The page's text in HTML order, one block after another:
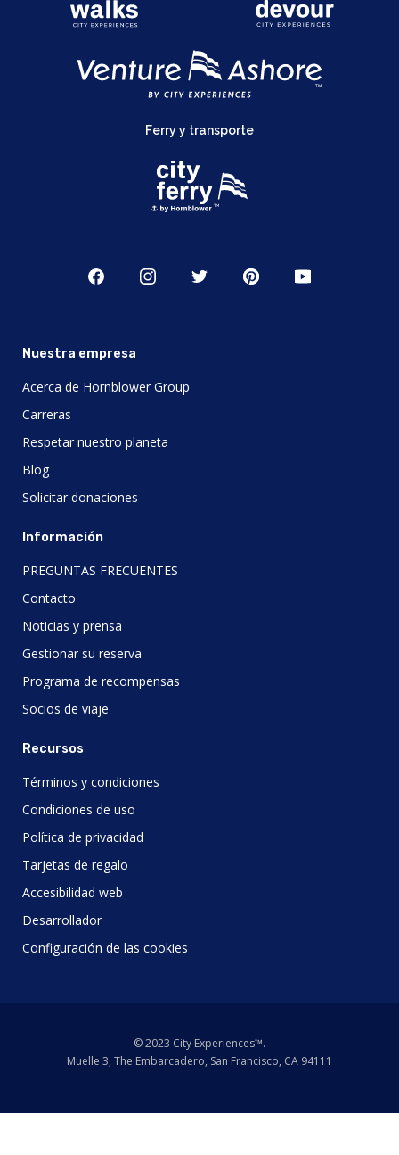
Ferry y transporte
Nuestra empresa
Acerca de Hornblower Group
Carreras
Respetar nuestro planeta
Blog
Solicitar donaciones
Información
PREGUNTAS FRECUENTES
Contacto
Noticias y prensa
Gestionar su reserva
Programa de recompensas
Socios de viaje
Recursos
Términos y condiciones
Condiciones de uso
Política de privacidad
Tarjetas de regalo
Accesibilidad web
Desarrollador
Configuración de las cookies
© 2023 City Experiences™.
Muelle 3, The Embarcadero, San Francisco, CA 94111